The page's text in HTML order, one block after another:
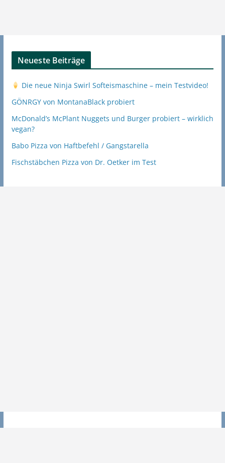
Neueste Beiträge
Die neue Ninja Swirl Softeismaschine – mein Testvideo!
GÖNRGY von MontanaBlack probiert
McDonald’s McPlant Nuggets und Burger probiert – wirklich
vegan?
Babo Pizza von Haftbefehl / Gangstarella
Fischstäbchen Pizza von Dr. Oetker im Test